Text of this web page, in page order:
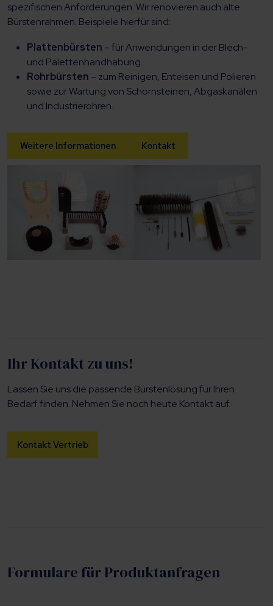
spezifischen Anforderungen. Wir renovieren auch alte
Bürstenrahmen. Beispiele hierfür sind:
Plattenbürsten – für Anwendungen in der Blech-
und Palettenhandhabung.
Rohrbürsten – zum Reinigen, Enteisen und Polieren
sowie zur Wartung von Schornsteinen, Abgaskanälen
und Industrierohren.
Weitere Informationen Kontakt
Ihr Kontakt zu uns!
Lassen Sie uns die passende Bürstenlösung für Ihren
Bedarf finden. Nehmen Sie noch heute Kontakt auf.
Kontakt Vertrieb
Formulare für Produktanfragen